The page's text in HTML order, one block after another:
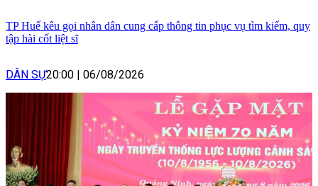
TP Huế kêu gọi nhân dân cung cấp thông tin phục vụ tìm kiếm, quy
tập hài cốt liệt sĩ
DÂN SỰ20:00 06/08/2026